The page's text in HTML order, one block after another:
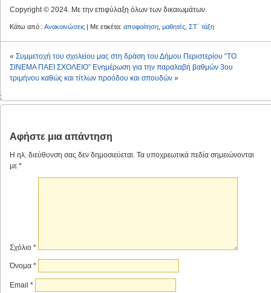
Copyright © 2024. Με την επιφύλαξη όλων των δικαιωμάτων.
Κάτω από : Ανακοινώσεις | Με ετικέτα: αποφοίτηση μαθητές ΣΤ΄ τάξη
« Συμμετοχή του σχολείου μας στη δράση του Δήμου Περιστερίου “ΤΟ
ΣΙΝΕΜΑ ΠΑΕΙ ΣΧΟΛΕΙΟ” Ενημέρωση για την παραλαβή βαθμών 3ου
τριμήνου καθώς και τίτλων προόδου και σπουδών »
;
Αφήστε μια απάντηση
Η ηλ. διεύθυνση σας δεν δημοσιεύεται. Τα υποχρεωτικά πεδία σημειώνονται
με *
Σχόλιο *
Όνομα *
Email *